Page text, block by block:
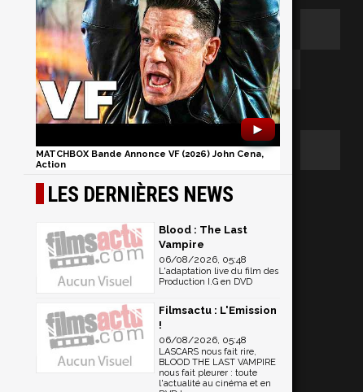
►
MATCHBOX Bande Annonce VF (2026) John Cena,
Action
LES DERNIÈRES NEWS
Blood : The Last
Vampire
06/08/2026, 05:48
L'adaptation live du film des
Production I.G en DVD
Filmsactu : L'Emission
!
06/08/2026, 05:48
LASCARS nous fait rire,
BLOOD THE LAST VAMPIRE
nous fait pleurer : toute
l'actualité au cinéma et en